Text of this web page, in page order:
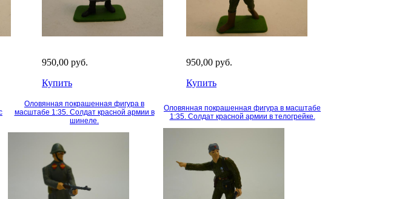
950,00 руб.
Купить
950,00 руб.
Купить
Оловянная покрашенная фигура в
масштабе 1:35. Солдат красной армии в
шинеле.
Оловянная покрашенная фигура в масштабе
1:35. Солдат красной армии в телогрейке.